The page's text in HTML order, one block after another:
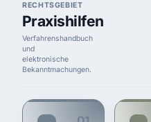
RECHTSGEBIET
Praxishilfen
Verfahrenshandbuch
und
elektronische
Bekanntmachungen.